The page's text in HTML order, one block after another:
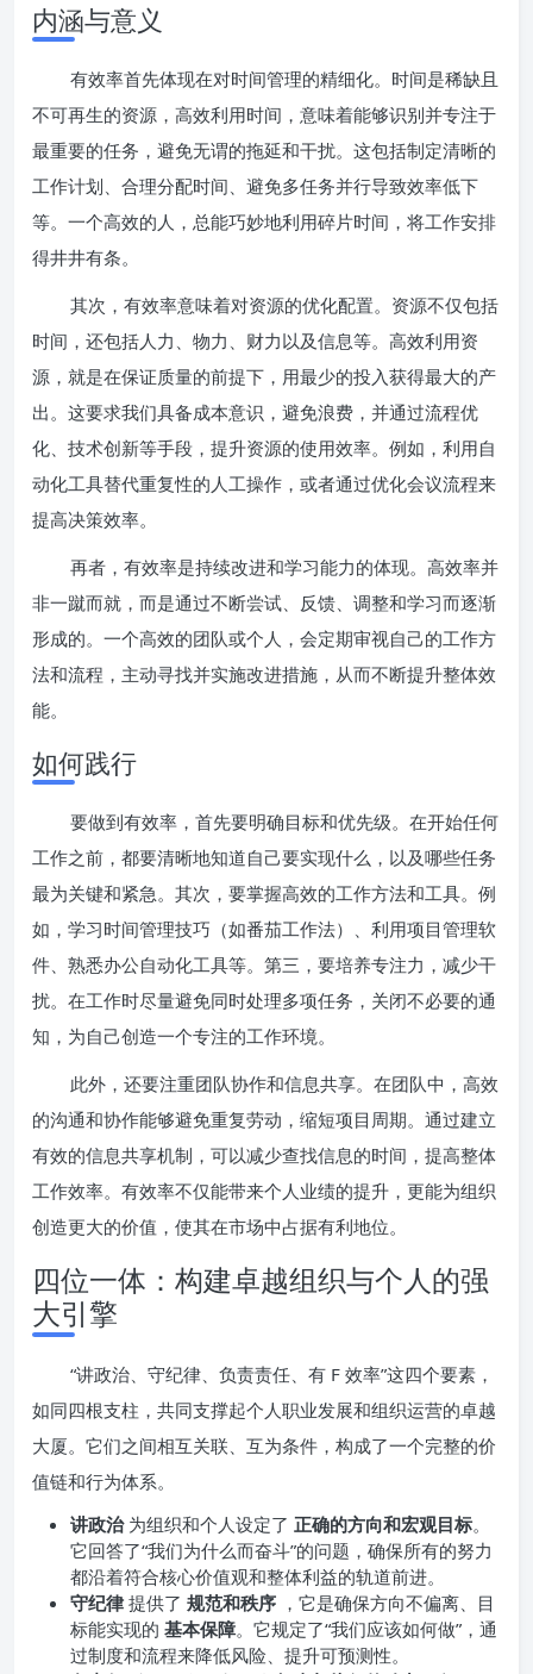
内涵与意义
有效率首先体现在对时间管理的精细化。时间是稀缺且
不可再生的资源，高效利用时间，意味着能够识别并专注于
最重要的任务，避免无谓的拖延和干扰。这包括制定清晰的
工作计划、合理分配时间、避免多任务并行导致效率低下
等。一个高效的人，总能巧妙地利用碎片时间，将工作安排
得井井有条。
其次，有效率意味着对资源的优化配置。资源不仅包括
时间，还包括人力、物力、财力以及信息等。高效利用资
源，就是在保证质量的前提下，用最少的投入获得最大的产
出。这要求我们具备成本意识，避免浪费，并通过流程优
化、技术创新等手段，提升资源的使用效率。例如，利用自
动化工具替代重复性的人工操作，或者通过优化会议流程来
提高决策效率。
再者，有效率是持续改进和学习能力的体现。高效率并
非一蹴而就，而是通过不断尝试、反馈、调整和学习而逐渐
形成的。一个高效的团队或个人，会定期审视自己的工作方
法和流程，主动寻找并实施改进措施，从而不断提升整体效
能。
如何践行
要做到有效率，首先要明确目标和优先级。在开始任何
工作之前，都要清晰地知道自己要实现什么，以及哪些任务
最为关键和紧急。其次，要掌握高效的工作方法和工具。例
如，学习时间管理技巧（如番茄工作法）、利用项目管理软
件、熟悉办公自动化工具等。第三，要培养专注力，减少干
扰。在工作时尽量避免同时处理多项任务，关闭不必要的通
知，为自己创造一个专注的工作环境。
此外，还要注重团队协作和信息共享。在团队中，高效
的沟通和协作能够避免重复劳动，缩短项目周期。通过建立
有效的信息共享机制，可以减少查找信息的时间，提高整体
工作效率。有效率不仅能带来个人业绩的提升，更能为组织
创造更大的价值，使其在市场中占据有利地位。
四位一体：构建卓越组织与个人的强
大引擎
“讲政治、守纪律、负责责任、有 F 效率”这四个要素，
如同四根支柱，共同支撑起个人职业发展和组织运营的卓越
大厦。它们之间相互关联、互为条件，构成了一个完整的价
值链和行为体系。
讲政治 为组织和个人设定了 正确的方向和宏观目标。
它回答了“我们为什么而奋斗”的问题，确保所有的努力
都沿着符合核心价值观和整体利益的轨道前进。
守纪律 提供了 规范和秩序 ，它是确保方向不偏离、目
标能实现的 基本保障。它规定了“我们应该如何做”，通
过制度和流程来降低风险、提升可预测性。